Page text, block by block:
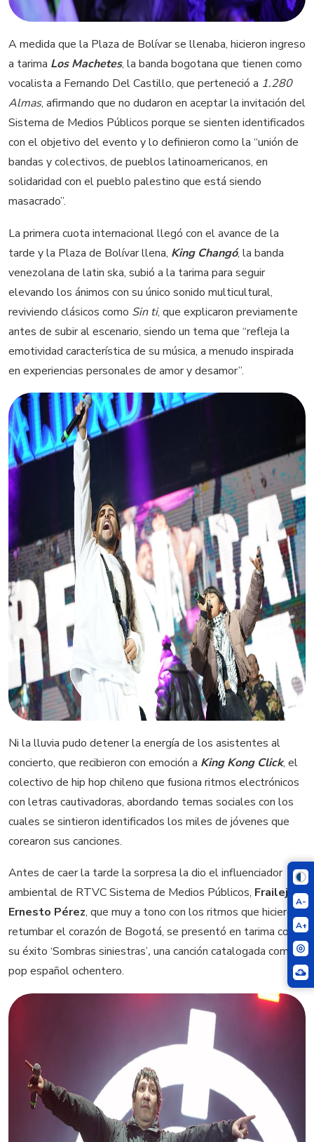
A-
A+
A medida que la Plaza de Bolívar se llenaba, hicieron ingreso
a tarima Los Machetes, la banda bogotana que tienen como
vocalista a Fernando Del Castillo, que perteneció a 1.280
Almas, afirmando que no dudaron en aceptar la invitación del
Sistema de Medios Públicos porque se sienten identificados
con el objetivo del evento y lo definieron como la “unión de
bandas y colectivos, de pueblos latinoamericanos, en
solidaridad con el pueblo palestino que está siendo
masacrado”.
La primera cuota internacional llegó con el avance de la
tarde y la Plaza de Bolívar llena, King Changó, la banda
venezolana de latin ska, subió a la tarima para seguir
elevando los ánimos con su único sonido multicultural,
reviviendo clásicos como Sin ti, que explicaron previamente
antes de subir al escenario, siendo un tema que “refleja la
emotividad característica de su música, a menudo inspirada
en experiencias personales de amor y desamor”.
Ni la lluvia pudo detener la energía de los asistentes al
concierto, que recibieron con emoción a King Kong Click, el
colectivo de hip hop chileno que fusiona ritmos electrónicos
con letras cautivadoras, abordando temas sociales con los
cuales se sintieron identificados los miles de jóvenes que
corearon sus canciones.
Antes de caer la tarde la sorpresa la dio el influenciador
ambiental de RTVC Sistema de Medios Públicos, Frailejón
Ernesto Pérez, que muy a tono con los ritmos que hicieron
retumbar el corazón de Bogotá, se presentó en tarima con
su éxito ‘Sombras siniestras’, una canción catalogada como
pop español ochentero.